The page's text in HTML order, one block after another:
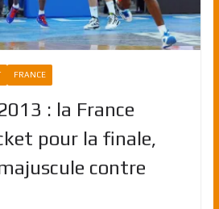
FRANCE
: la France
pour la finale,
contre